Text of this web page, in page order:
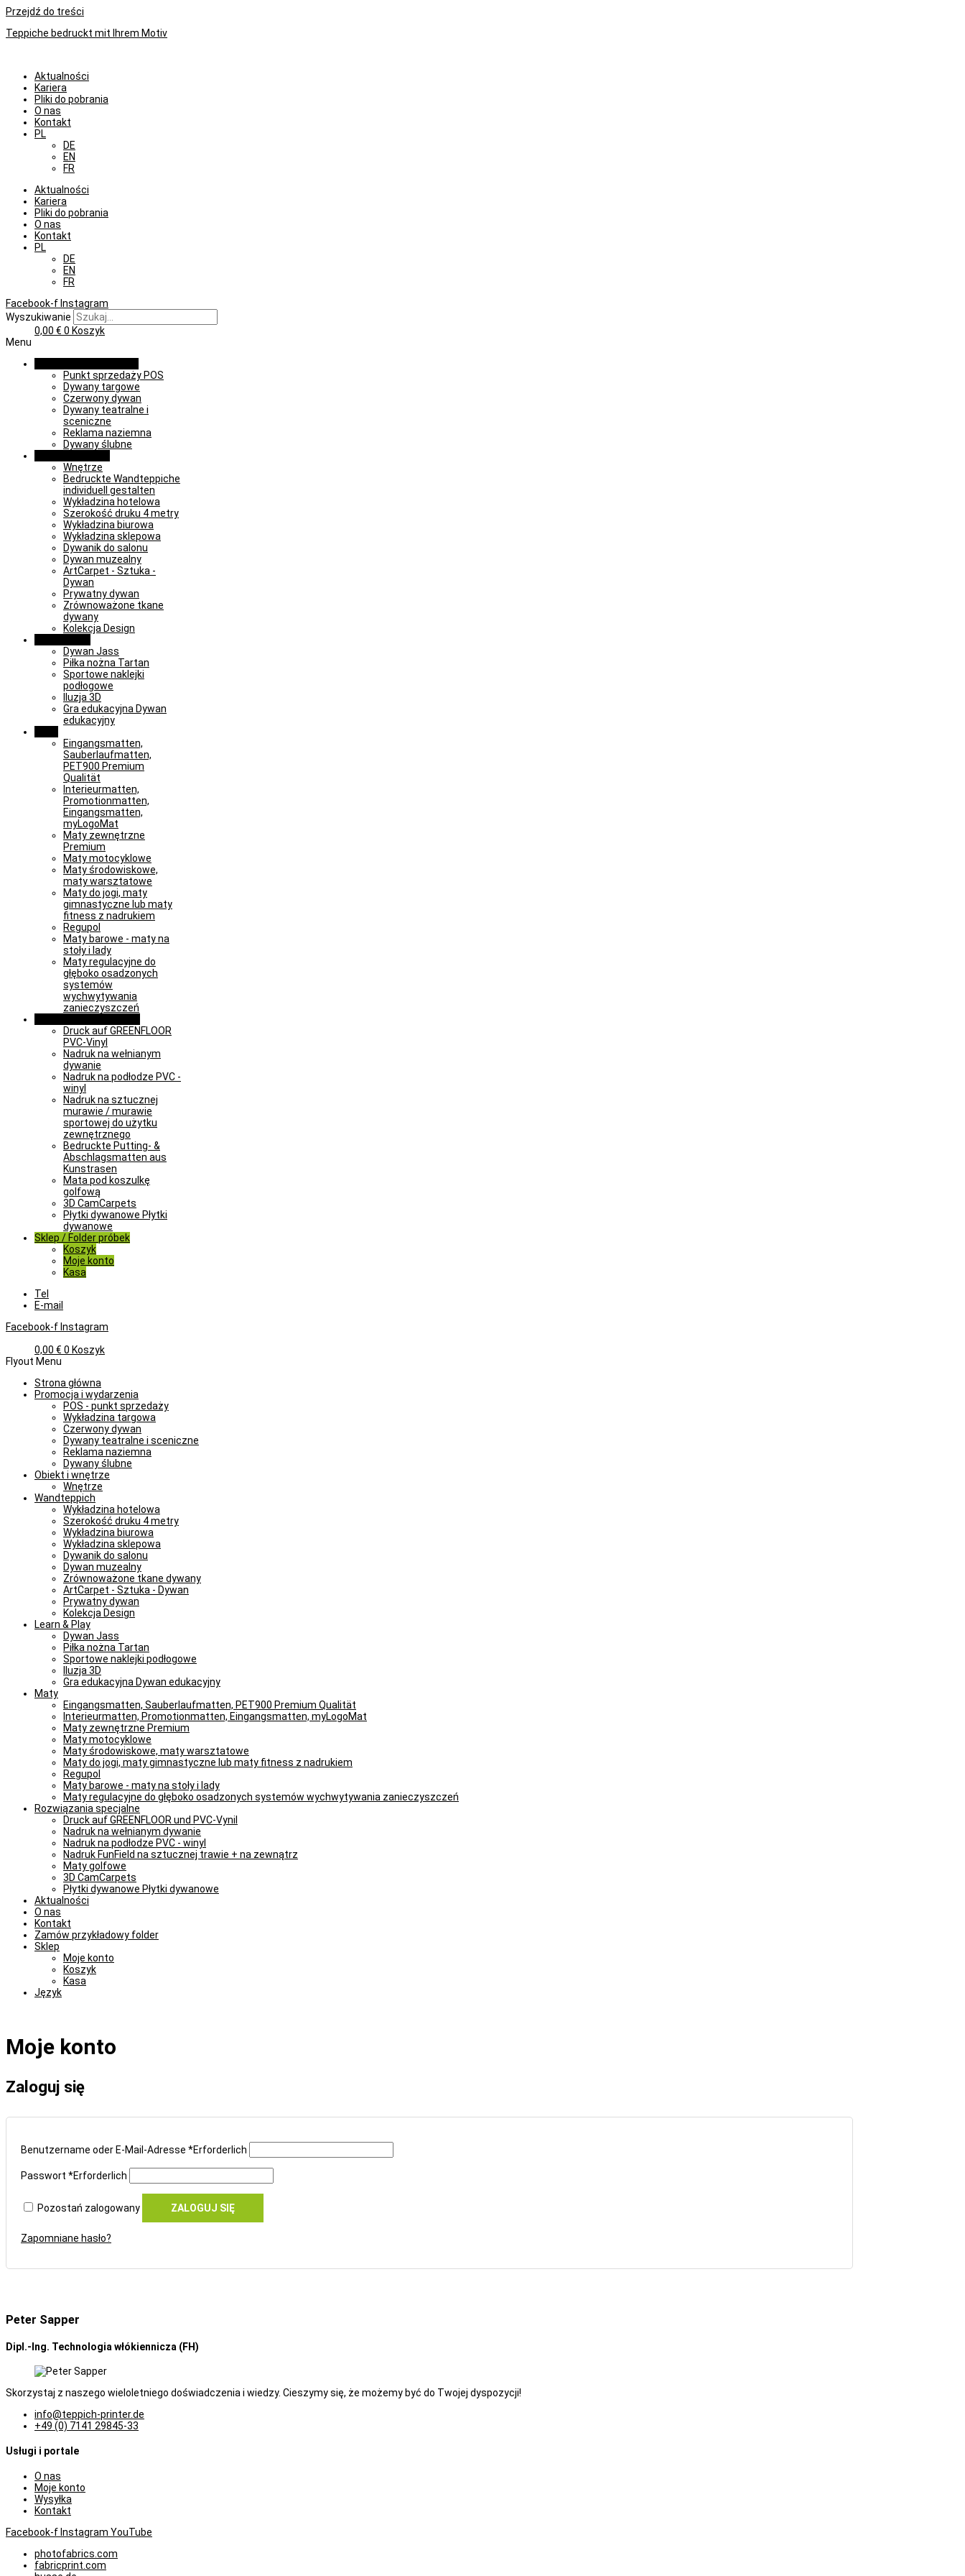
Przejdź do treści
Teppiche bedruckt mit Ihrem Motiv
Aktualności
Kariera
Pliki do pobrania
O nas
Kontakt
PL
DE
EN
FR
Aktualności
Kariera
Pliki do pobrania
O nas
Kontakt
PL
DE
EN
FR
Facebook-f Instagram
Wyszukiwanie
0,00 € 0 Koszyk
Menu
Punkt sprzedaży POS
Dywany targowe
Czerwony dywan
Dywany teatralne i
sceniczne
Reklama naziemna
Dywany ślubne
Wnętrze
Bedruckte Wandteppiche
individuell gestalten
Wykładzina hotelowa
Szerokość druku 4 metry
Wykładzina biurowa
Wykładzina sklepowa
Dywanik do salonu
Dywan muzealny
ArtCarpet - Sztuka -
Dywan
Prywatny dywan
Zrównoważone tkane
dywany
Kolekcja Design
Dywan Jass
Piłka nożna Tartan
Sportowe naklejki
podłogowe
Iluzja 3D
Gra edukacyjna Dywan
edukacyjny
Eingangsmatten,
Sauberlaufmatten,
PET900 Premium
Qualität
Interieurmatten,
Promotionmatten,
Eingangsmatten,
myLogoMat
Maty zewnętrzne
Premium
Maty motocyklowe
Maty środowiskowe,
maty warsztatowe
Maty do jogi, maty
gimnastyczne lub maty
fitness z nadrukiem
Regupol
Maty barowe - maty na
stoły i lady
Maty regulacyjne do
głęboko osadzonych
systemów
wychwytywania
zanieczyszczeń
Druck auf GREENFLOOR
PVC-Vinyl
Nadruk na wełnianym
dywanie
Nadruk na podłodze PVC -
winyl
Nadruk na sztucznej
murawie / murawie
sportowej do użytku
zewnętrznego
Bedruckte Putting- &
Abschlagsmatten aus
Kunstrasen
Mata pod koszulkę
golfową
3D CamCarpets
Płytki dywanowe Płytki
dywanowe
Sklep / Folder próbek
Koszyk
Moje konto
Kasa
Tel
E-mail
Facebook-f Instagram
0,00 € 0 Koszyk
Flyout Menu
Strona główna
Promocja i wydarzenia
POS - punkt sprzedaży
Wykładzina targowa
Czerwony dywan
Dywany teatralne i sceniczne
Reklama naziemna
Dywany ślubne
Obiekt i wnętrze
Wnętrze
Wandteppich
Wykładzina hotelowa
Szerokość druku 4 metry
Wykładzina biurowa
Wykładzina sklepowa
Dywanik do salonu
Dywan muzealny
Zrównoważone tkane dywany
ArtCarpet - Sztuka - Dywan
Prywatny dywan
Kolekcja Design
Learn & Play
Dywan Jass
Piłka nożna Tartan
Sportowe naklejki podłogowe
Iluzja 3D
Gra edukacyjna Dywan edukacyjny
Maty
Eingangsmatten, Sauberlaufmatten, PET900 Premium Qualität
Interieurmatten, Promotionmatten, Eingangsmatten, myLogoMat
Maty zewnętrzne Premium
Maty motocyklowe
Maty środowiskowe, maty warsztatowe
Maty do jogi, maty gimnastyczne lub maty fitness z nadrukiem
Regupol
Maty barowe - maty na stoły i lady
Maty regulacyjne do głęboko osadzonych systemów wychwytywania zanieczyszczeń
Rozwiązania specjalne
Druck auf GREENFLOOR und PVC-Vynil
Nadruk na wełnianym dywanie
Nadruk na podłodze PVC - winyl
Nadruk FunField na sztucznej trawie + na zewnątrz
Maty golfowe
3D CamCarpets
Płytki dywanowe Płytki dywanowe
Aktualności
O nas
Kontakt
Zamów przykładowy folder
Sklep
Moje konto
Koszyk
Kasa
Język
Moje konto
Zaloguj się
Benutzername oder E-Mail-Adresse *Erforderlich
Passwort *Erforderlich
Pozostań zalogowany ZALOGUJ SIĘ
Zapomniane hasło?
Peter Sapper
Dipl.-Ing. Technologia włókiennicza (FH)
Skorzystaj z naszego wieloletniego doświadczenia i wiedzy. Cieszymy się, że możemy być do Twojej dyspozycji!
info@teppich-printer.de
+49 (0) 7141 29845-33
Usługi i portale
O nas
Moje konto
Wysyłka
Kontakt
Facebook-f Instagram YouTube
photofabrics.com
fabricprint.com